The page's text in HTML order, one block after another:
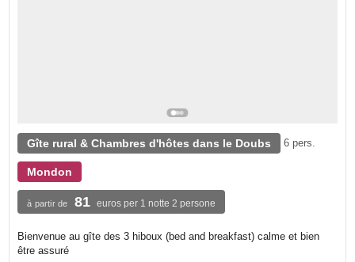
Gîte rural & Chambres d'hôtes dans le Doubs 6 pers.
Mondon
à partir de 81 euros per 1 notte 2 persone
Bienvenue au gîte des 3 hiboux (bed and breakfast) calme et bien
être assuré